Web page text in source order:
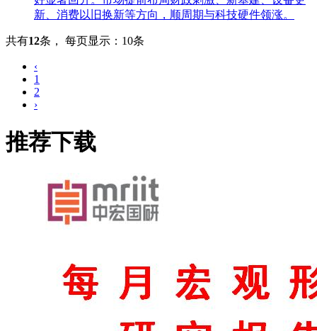
新、消费以旧换新等方向，顺周期与科技硬件领涨。
共有12条 ， 每页显示：10条
‹
1
2
›
推荐下载